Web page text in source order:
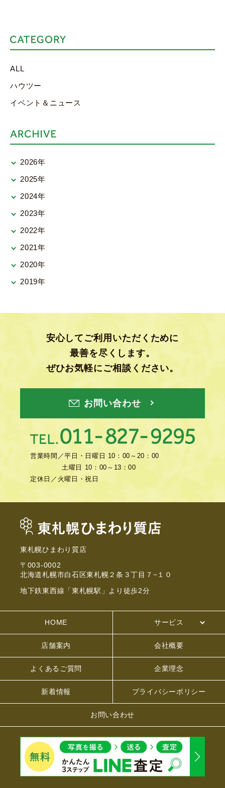
ALL
ハウツー
イベント＆ニュース
2026年
2025年
2024年
2023年
2022年
2021年
2020年
2019年
安心してご利用いただくために
最善を尽くします。
ぜひお気軽にご相談ください。
お問い合わせ
営業時間／平日・日曜日 10：00～20：00
土曜日 10：00～13：00
定休日／ 火曜日・祝日
東札幌ひまわり質店
〒003-0002
北海道札幌市白石区東札幌２条３丁目７−１０
地下鉄東西線「東札幌駅」より徒歩2分
HOME サービス
店舗案内 会社概要
よくあるご質問 企業理念
新着情報 プライバシーポリシー
お問い合わせ